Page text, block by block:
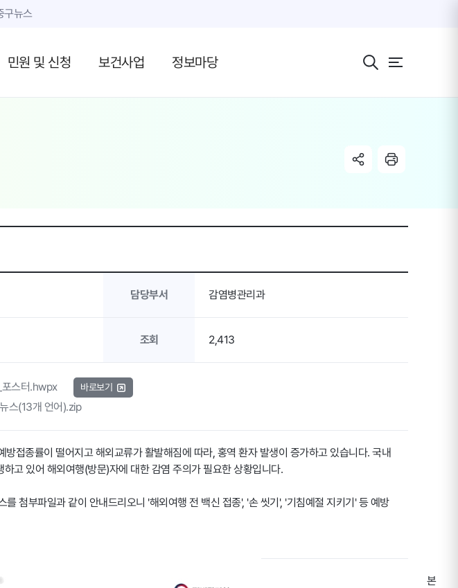
가기
구뉴스
민원 및 신청 보건사업 정보마당 전체 메뉴 보기
담당부서 감염병관리과
조회 2,413
포스터.hwpx 바로보기
스(13개 언어).zip
접종률이 떨어지고 해외교류가 활발해짐에 따라, 홍역 환자 발생이 증가하고 있습니다. 국내
고 있어 해외여행(방문)자에 대한 감염 주의가 필요한 상황입니다.
첨부파일과 같이 안내드리오니 '해외여행 전 백신 접종', '손 씻기', '기침예절 지키기' 등 예방
본